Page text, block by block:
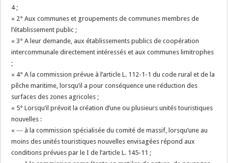
4 ;
« 2° Aux communes et groupements de communes membres de
l’établissement public ;
« 3° A leur demande, aux établissements publics de coopération
intercommunale directement intéressés et aux communes limitrophes
;
« 4° A la commission prévue à l’article L. 112-1-1 du code rural et de la
pêche maritime, lorsqu’il a pour conséquence une réduction des
surfaces des zones agricoles ;
« 5° Lorsqu’il prévoit la création d’une ou plusieurs unités touristiques
nouvelles :
« ― à la commission spécialisée du comité de massif, lorsqu’une au
moins des unités touristiques nouvelles envisagées répond aux
conditions prévues par le I de l’article L. 145-11 ;